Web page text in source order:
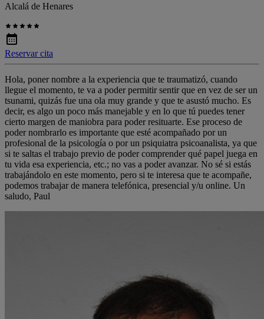
Alcalá de Henares
Reservar cita
Hola, poner nombre a la experiencia que te traumatizó, cuando
llegue el momento, te va a poder permitir sentir que en vez de ser un
tsunami, quizás fue una ola muy grande y que te asustó mucho. Es
decir, es algo un poco más manejable y en lo que tú puedes tener
cierto margen de maniobra para poder resituarte. Ese proceso de
poder nombrarlo es importante que esté acompañado por un
profesional de la psicología o por un psiquiatra psicoanalista, ya que
si te saltas el trabajo previo de poder comprender qué papel juega en
tu vida esa experiencia, etc.; no vas a poder avanzar. No sé si estás
trabajándolo en este momento, pero si te interesa que te acompañe,
podemos trabajar de manera telefónica, presencial y/u online. Un
saludo, Paul